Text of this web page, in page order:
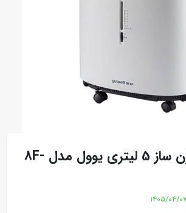
دستگاه اکسیژن ساز 5 لیتری یوول مدل 8F-
1405/04/